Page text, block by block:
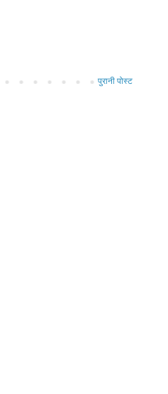
पुरानी पोस्ट